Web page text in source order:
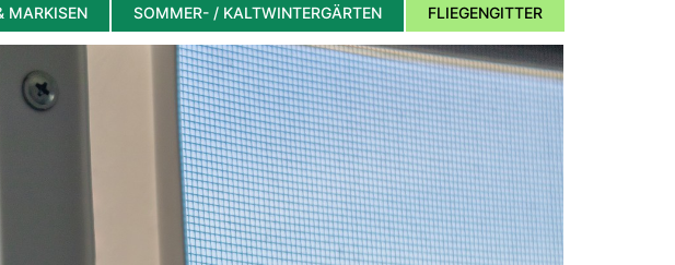
MARKISEN SOMMER- / KALTWINTERGÄRTEN FLIEGENGITTER